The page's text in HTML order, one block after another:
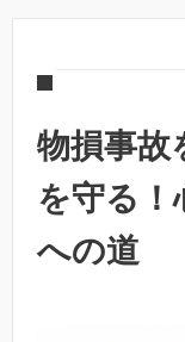
物損事故
を守る！
への道